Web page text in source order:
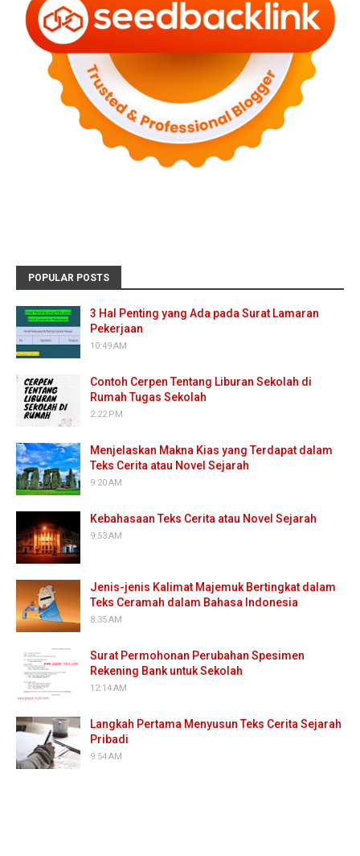
POPULAR POSTS
3 Hal Penting yang Ada pada Surat Lamaran
Pekerjaan
10:49 AM
Contoh Cerpen Tentang Liburan Sekolah di
Rumah Tugas Sekolah
2:22 PM
Menjelaskan Makna Kias yang Terdapat dalam
Teks Cerita atau Novel Sejarah
9:20 AM
Kebahasaan Teks Cerita atau Novel Sejarah
9:53 AM
Jenis-jenis Kalimat Majemuk Bertingkat dalam
Teks Ceramah dalam Bahasa Indonesia
8:35 AM
Surat Permohonan Perubahan Spesimen
Rekening Bank untuk Sekolah
12:14 AM
Langkah Pertama Menyusun Teks Cerita Sejarah
Pribadi
9:54 AM